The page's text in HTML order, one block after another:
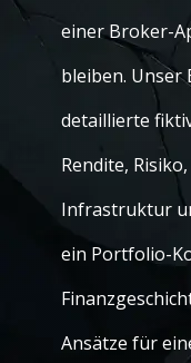
einer Broker-
bleiben. Unser
detaillierte
Rendite,
Infrastruktur
ein Portfolio-
Ansätze für